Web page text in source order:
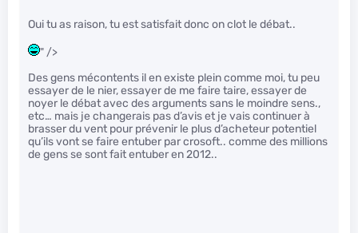
Oui tu as raison, tu est satisfait donc on clot le débat..
" />
Des gens mécontents il en existe plein comme moi, tu peu
essayer de le nier, essayer de me faire taire, essayer de
noyer le débat avec des arguments sans le moindre sens.,
etc… mais je changerais pas d’avis et je vais continuer à
brasser du vent pour prévenir le plus d’acheteur potentiel
qu’ils vont se faire entuber par crosoft.. comme des millions
de gens se sont fait entuber en 2012..